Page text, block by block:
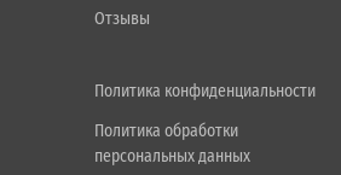
Отзывы
Политика конфиденциальности
Политика обработки
персональных данных